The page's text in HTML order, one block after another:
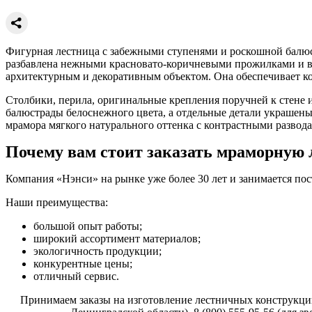
Фигурная лестница с забежными ступенями и роскошной
разбавлена нежными красновато-коричневыми прожилками и
архитектурным и декоративным объектом. Она обеспечивает
Столбики, перила, оригинальные крепления поручней к
балюстрады белоснежного цвета, а отдельные детали
мрамора мягкого натурального оттенка с контрастными
Почему вам стоит заказать мраморную
Компания «Нэнси» на рынке уже более 30 лет и занимается
Наши преимущества:
большой опыт работы;
широкий ассортимент материалов;
экологичность продукции;
конкурентные цены;
отличный сервис.
Принимаем заказы на изготовление лестничных